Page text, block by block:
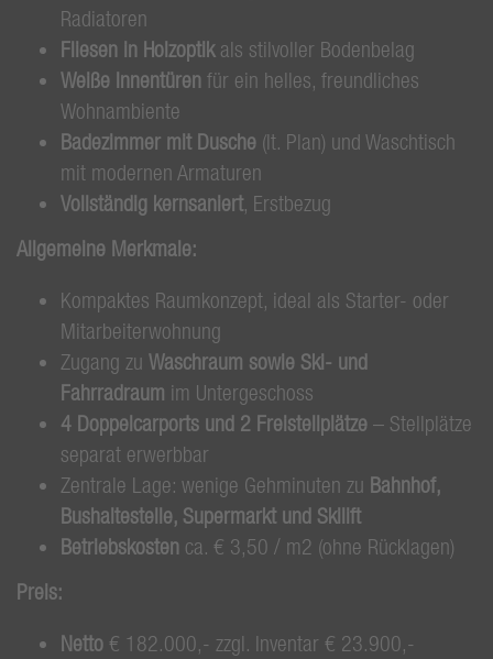
Radiatoren
Fliesen in Holzoptikals stilvoller Bodenbelag
Weiße Innentüren für ein helles, freundliches
Wohnambiente
Badezimmer mit Dusche (lt. Plan) und Waschtisch
mit modernen Armaturen
Vollständig kernsaniert, Erstbezug
Allgemeine Merkmale:
Kompaktes Raumkonzept, ideal als Starter- oder
Mitarbeiterwohnung
Zugang zu Waschraum sowie Ski- und
Fahrradraum im Untergeschoss
4 Doppelcarports und 2 Freistellplätze – Stellplätze
separat erwerbbar
Zentrale Lage: wenige Gehminuten zu Bahnhof,
Bushaltestelle, Supermarkt und Skilift
Betriebskosten ca. € 3,50 / m2 (ohne Rücklagen)
Preis:
Netto € 182.000,- zzgl. Inventar € 23.900,-